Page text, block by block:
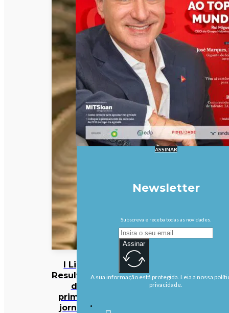
I Liga:
Resultados
da
primeira
jornada
ASSINAR
Newsletter
Subscreva e receba todas as novidades.
Assinar
A sua informação está protegida. Leia a nossa
privacidade.